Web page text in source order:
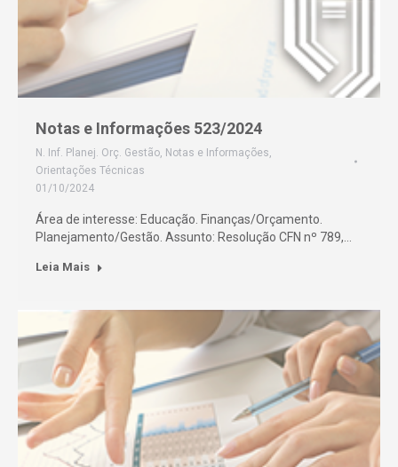
Notas e Informações 523/2024
N. Inf. Planej. Orç. Gestão, Notas e Informações,
Orientações Técnicas
01/10/2024
Área de interesse: Educação. Finanças/Orçamento.
Planejamento/Gestão. Assunto: Resolução CFN nº 789,…
Leia Mais